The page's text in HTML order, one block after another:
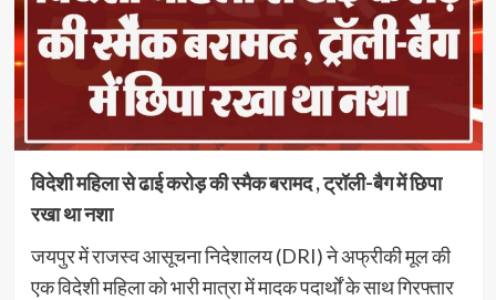
विदेशी महिला से ढाई करोड़ की स्मैक बरामद , ट्रॉली-बैग में छिपा
रखा था नशा
जयपुर में राजस्व आसूचना निदेशालय (DRI) ने अफ्रीकी मूल की
एक विदेशी महिला को भारी मात्रा में मादक पदार्थों के साथ गिरफ्तार